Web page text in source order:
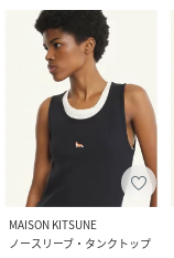
MAISON KITSUNE
ノースリーブ・タンクトップ